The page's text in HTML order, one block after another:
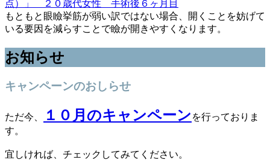
もともと眼瞼挙筋が弱い訳ではない場合、開くことを妨げて
いる要因を減らすことで瞼が開きやすくなります。
お知らせ
キャンペーンのおしらせ
ただ今、 １０月のキャンペーン を行っておりま
す。
宜しければ、チェックしてみてください。